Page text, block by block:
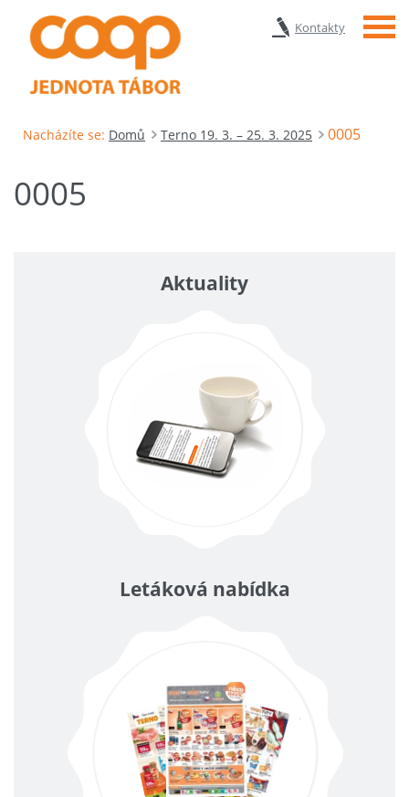
Kontakty Menu
Nacházíte se: Domů Terno 19. 3. – 25. 3. 2025 0005
0005
Aktuality
Letáková nabídka